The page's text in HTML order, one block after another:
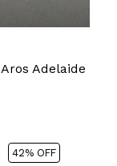
Aros Adelaide
42% OFF